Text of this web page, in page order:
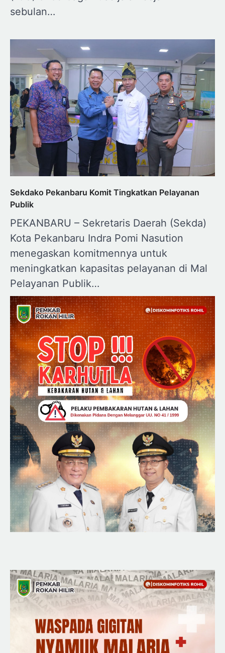
sebulan…
Sekdako Pekanbaru Komit Tingkatkan Pelayanan
Publik
PEKANBARU – Sekretaris Daerah (Sekda)
Kota Pekanbaru Indra Pomi Nasution
menegaskan komitmennya untuk
meningkatkan kapasitas pelayanan di Mal
Pelayanan Publik…